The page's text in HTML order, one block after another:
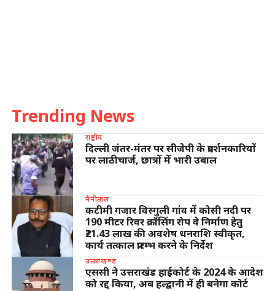
Trending News
राष्ट्रीय
दिल्ली जंतर-मंतर पर सीजेपी के प्रदर्शनकारियों
पर लाठीचार्ज, छात्रों में भारी उबाल
नैनीताल
कटीमी गजार विस्गुली गांव में कोसी नदी पर
190 मीटर रिवर क्रॉसिंग रोप वे निर्माण हेतु
₹21.43 लाख की अवशेष धनराशि स्वीकृत,
कार्य तत्काल प्रारम्भ करने के निर्देश
उत्तराखण्ड
एससी ने उत्तराखंड हाईकोर्ट के 2024 के आदेश
को रद्द किया, अब हल्द्वानी में ही बनेगा कोर्ट